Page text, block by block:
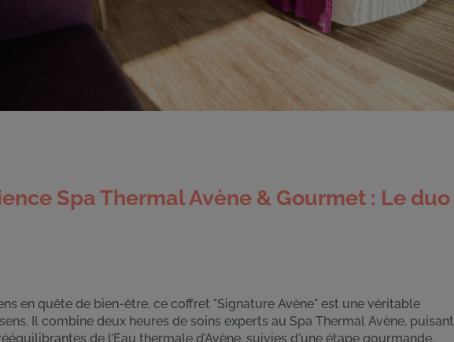
Spa Thermal Avène & Gourmet : Le duo
en quête de bien-être, ce coffret "Signature Avène" est une véritable
Il combine deux heures de soins experts au Spa Thermal Avène, puisant
de l’Eau thermale d’Avène, suivies d'une étape gourmande.